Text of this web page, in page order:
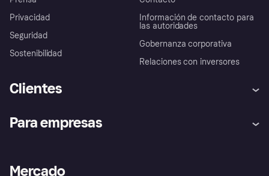
Privacidad
Seguridad
Sostenibilidad
Información de contacto para
las autoridades
Gobernanza corporativa
Relaciones con inversores
Clientes
Inicio de sesión
Directorio de tiendas
Para empresas
Acceso empresas
Mercado